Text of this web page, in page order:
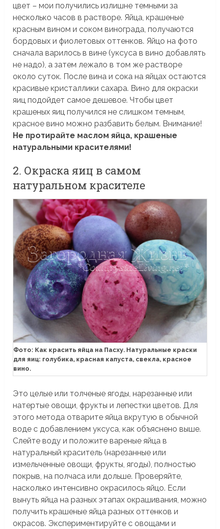
цвет – мои получились излишне темными за
несколько часов в растворе. Яйца, крашеные
красным вином и соком винограда, получаются
бордовых и фиолетовых оттенков. Яйцо на фото
сначала варилось в вине (уксуса в вино добавлять
не надо), а затем лежало в том же растворе
около суток. После вина и сока на яйцах остаются
красивые кристаллики сахара. Вино для окраски
яиц подойдет самое дешевое. Чтобы цвет
крашеных яиц получился не слишком темным,
красное вино можно разбавить белым. Внимание!
Не протирайте маслом яйца, крашеные
натуральными красителями!
2. Окраска яиц в самом
натуральном красителе
Фото: Как красить яйца на Пасху. Натуральные краски
для яиц: голубика, красная капуста, свекла, красное
вино.
Это целые или толченые ягоды, нарезанные или
натертые овощи, фрукты и лепестки цветов. Для
этого метода отварите яйца вкрутую в обычной
воде с добавлением уксуса, как объяснено выше.
Слейте воду и положите вареные яйца в
натуральный краситель (нарезанные или
измельченные овощи, фрукты, ягоды), полностью
покрыв, на полчаса или дольше. Проверяйте,
насколько интенсивно окрасилось яйцо. Если
вынуть яйца на разных этапах окрашивания, можно
получить крашеные яйца разных оттенков и
окрасов. Экспериментируйте с овощами и